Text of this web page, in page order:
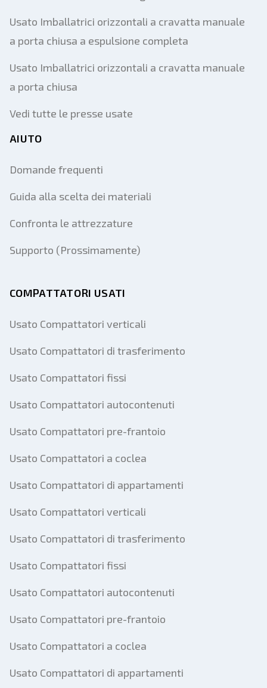
Usato Imballatrici orizzontali a cravatta manuale
a porta chiusa a espulsione completa
Usato Imballatrici orizzontali a cravatta manuale
a porta chiusa
Vedi tutte le presse usate
AIUTO
Domande frequenti
Guida alla scelta dei materiali
Confronta le attrezzature
Supporto (Prossimamente)
COMPATTATORI USATI
Usato Compattatori verticali
Usato Compattatori di trasferimento
Usato Compattatori fissi
Usato Compattatori autocontenuti
Usato Compattatori pre-frantoio
Usato Compattatori a coclea
Usato Compattatori di appartamenti
Usato Compattatori verticali
Usato Compattatori di trasferimento
Usato Compattatori fissi
Usato Compattatori autocontenuti
Usato Compattatori pre-frantoio
Usato Compattatori a coclea
Usato Compattatori di appartamenti